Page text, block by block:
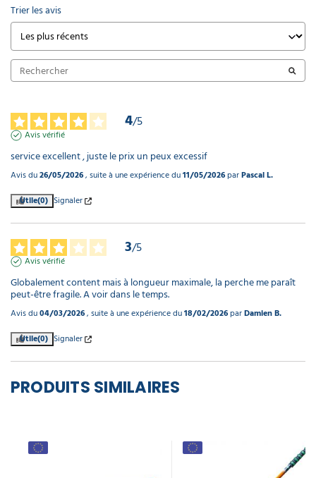
PRODUITS SIMILAIRES
Trier les avis
4/5
Avis vérifié
service excellent , juste le prix un peux excessif
Avis du26/05/2026, suite à une expérience du11/05/2026parPascal L.
Utile(0) Signaler
3/5
Avis vérifié
Globalement content mais à longueur maximale, la perche me paraît
peut-être fragile. A voir dans le temps.
Avis du04/03/2026, suite à une expérience du18/02/2026parDamien B.
Utile(0) Signaler